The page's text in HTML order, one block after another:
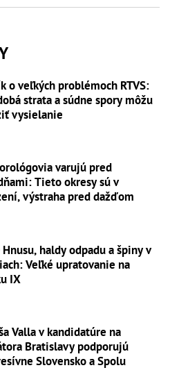
o veľkých problémoch RTVS:
strata a súdne spory môžu
vysielanie
varujú pred
Tieto okresy sú v
výstraha pred dažďom
Hnusu, haldy odpadu a špiny v
Veľké upratovanie na
IX
Valla v kandidatúre na
Bratislavy podporujú
Slovensko a Spolu